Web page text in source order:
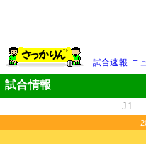
試合速報 ニ
試合情報
J1